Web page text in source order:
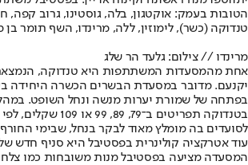
הטובות בעמק: אוקטגון, בלה, גוסטינו, גרוב קפה,
טנדוקה (כשר), לימוזין, ללה, מרינדו, השף תומר בן
מרינדו // צילום: גלעד הר שלג
אחת מהמסעדות המשתתפות היא טנדוקה,
יקנעם. מדובר במסעדת הבשרים הכשרה היחידה
בפתחה של שמורת יערות מנשה ונחל השופט.
בטנדוקה תפריטים
לסועדים בה מומלץ מאוד לבקר בנחל, שבימי
עוד אטרקציה קולינרית בפסטיבל היא סניף חדש
המסעדה מציעה בפסטיבל מנות משובחות כמו